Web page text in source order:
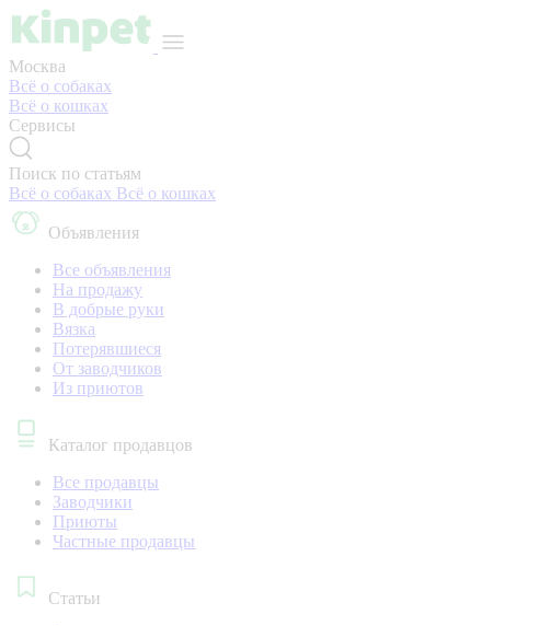
Москва
Всё о собаках
Всё о кошках
Сервисы
Поиск по статьям
Всё о собаках Всё о кошках
Объявления
Все объявления
На продажу
В добрые руки
Вязка
Потерявшиеся
От заводчиков
Из приютов
Каталог продавцов
Все продавцы
Заводчики
Приюты
Частные продавцы
Статьи